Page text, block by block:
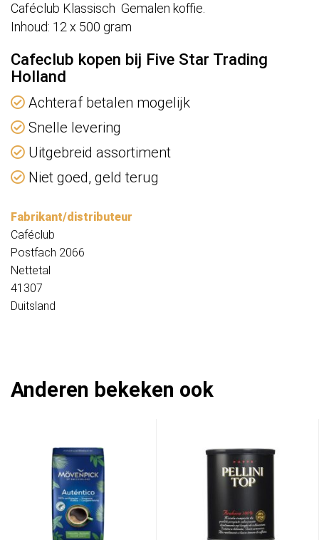
Caféclub Klassisch Gemalen koffie.
Inhoud: 12 x 500 gram
Cafeclub kopen bij Five Star Trading
Holland
Achteraf betalen mogelijk
Snelle levering
Uitgebreid assortiment
Niet goed, geld terug
Fabrikant/distributeur
Caféclub
Postfach 2066
Nettetal
41307
Duitsland
Anderen bekeken ook